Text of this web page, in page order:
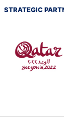
STRATEGIC